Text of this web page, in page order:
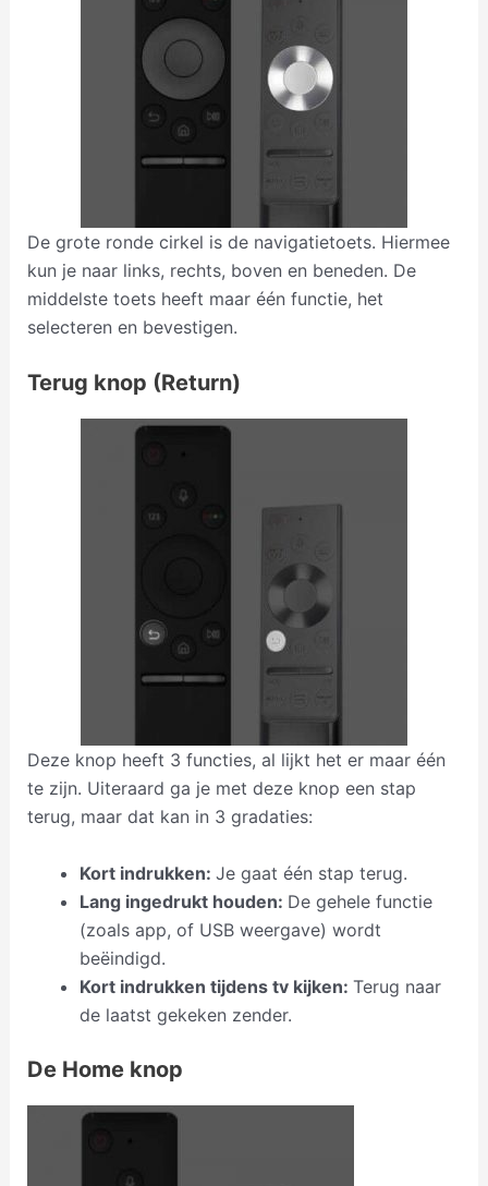
De grote ronde cirkel is de navigatietoets. Hiermee
kun je naar links, rechts, boven en beneden. De
middelste toets heeft maar één functie, het
selecteren en bevestigen.
Terug knop (Return)
Deze knop heeft 3 functies, al lijkt het er maar één
te zijn. Uiteraard ga je met deze knop een stap
terug, maar dat kan in 3 gradaties:
Kort indrukken: Je gaat één stap terug.
Lang ingedrukt houden: De gehele functie
(zoals app, of USB weergave) wordt
beëindigd.
Kort indrukken tijdens tv kijken: Terug naar
de laatst gekeken zender.
De Home knop